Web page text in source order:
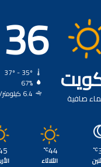
صافية
36
67%
6.4 كيلومتر/ساعة
℃
44
℃
الثلاثاء